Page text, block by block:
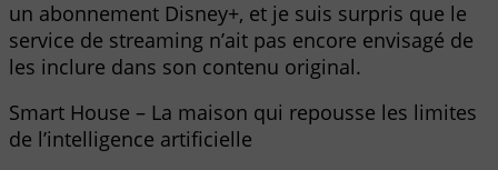
un abonnement Disney+, et je suis surpris que le
service de streaming n’ait pas encore envisagé de
les inclure dans son contenu original.
Smart House – La maison qui repousse les limites
de l’intelligence artificielle